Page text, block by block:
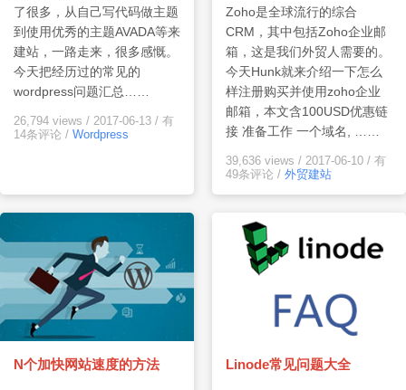
了很多，从自己写代码做主题
到使用优秀的主题AVADA等来
建站，一路走来，很多感慨。
今天把经历过的常见的
wordpress问题汇总……
26,794 views / 2017-06-13 / 有
14条评论 / Wordpress
Zoho是全球流行的综合
CRM，其中包括Zoho企业邮
箱，这是我们外贸人需要的。
今天Hunk就来介绍一下怎么
样注册购买并使用zoho企业
邮箱，本文含100USD优惠链
接 准备工作 一个域名, ……
39,636 views / 2017-06-10 / 有
49条评论 / 外贸建站
N个加快网站速度的方法 Linode常见问题大全